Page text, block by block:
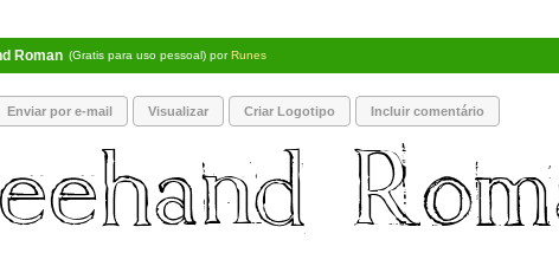
Roman (Gratis para uso pessoal) porRunes
Enviar por e-mail Visualizar Criar Logotipo Incluir comentário